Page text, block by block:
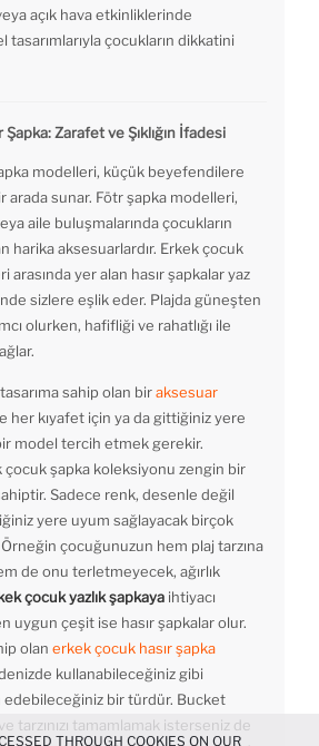
açık hava etkinliklerinde
tasarımlarıyla çocukların dikkatini
Zarafet ve Şıklığın İfadesi
modelleri, küçük beyefendilere
arada sunar. Fötr şapka modelleri,
aile buluşmalarında çocukların
harika aksesuarlardır. Erkek çocuk
yer alan hasır şapkalar yaz
sizlere eşlik eder. Plajda güneşten
olurken, hafifliği ve rahatlığı ile
sahip olan biraksesuar
her kıyafet için ya da gittiğiniz yere
model tercih etmek gerekir.
çocuk şapka koleksiyonu zengin bir
Sadece renk, desenle değil
yere uyum sağlayacak birçok
çocuğunuzun hem plaj tarzına
de onu terletmeyecek, ağırlık
çocuk yazlık şapkaya ihtiyacı
uygun çeşit ise hasır şapkalar olur.
olan erkek çocuk hasır şapka
kullanabileceğiniz gibi
bir türdür. Bucket
tarzınızı tamamlamak isterseniz de
THROUGH COOKIES ON OUR